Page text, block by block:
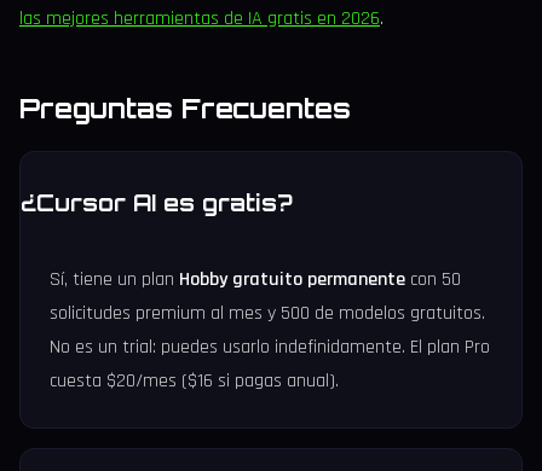
las mejores herramientas de IA gratis en 2026.
Preguntas Frecuentes
¿Cursor AI es gratis?
Sí, tiene un plan Hobby gratuito permanente con 50
solicitudes premium al mes y 500 de modelos gratuitos.
No es un trial: puedes usarlo indefinidamente. El plan Pro
cuesta $20/mes ($16 si pagas anual).